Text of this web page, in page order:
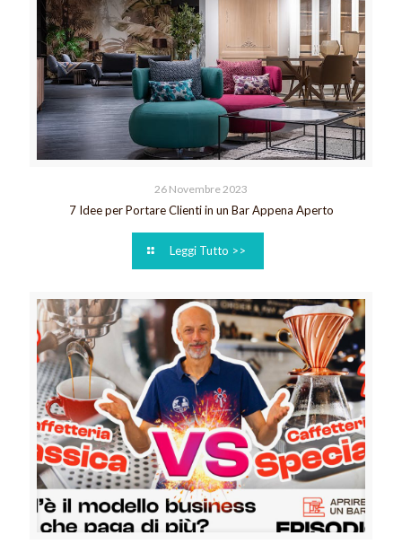
26 Novembre 2023
7 Idee per Portare Clienti in un Bar Appena Aperto
Leggi Tutto >>